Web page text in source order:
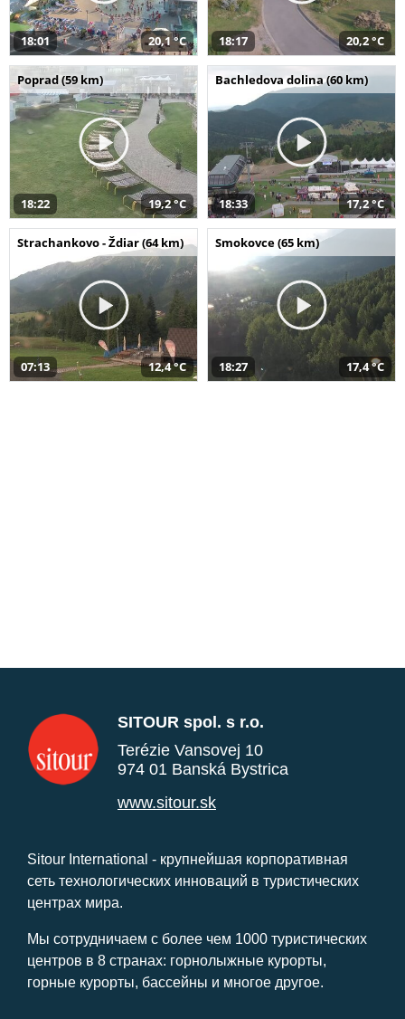
18:01 20,1 °C 18:17 20,2 °C
Poprad (59 km)
18:22 19,2 °C
Bachledova dolina (60 km)
18:33 17,2 °C
Strachankovo - Ždiar (64 km)
07:13 12,4 °C
Smokovce (65 km)
18:27 17,4 °C
SITOUR spol. s r.o.
Terézie Vansovej 10
974 01 Banská Bystrica
www.sitour.sk
Sitour International - крупнейшая корпоративная
сеть технологических инноваций в туристических
центрах мира.
Мы сотрудничаем с более чем 1000 туристических
центров в 8 странах: горнолыжные курорты,
горные курорты, бассейны и многое другое.